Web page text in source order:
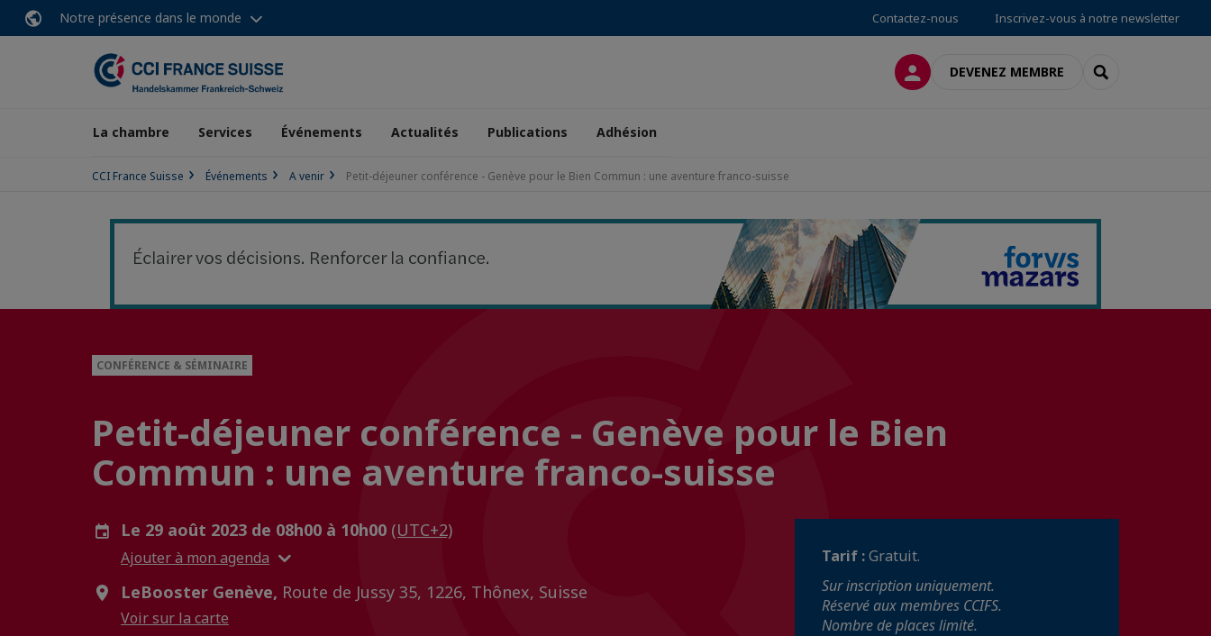
Notre présence dans le monde Contactez-nous Inscrivez-vous à notre newsletter
CONNEXIONDEVENEZ MEMBRE RECHERCHER
La chambre Services Événements Actualités Publications Adhésion
CCI France Suisse Événements A venir Petit-déjeuner conférence - Genève pour le Bien Commun : une aventure franco-suisse
CONFÉRENCE & SÉMINAIRE
Petit-déjeuner conférence - Genève pour le Bien
Commun : une aventure franco-suisse
Le 29 août 2023 de 08h00 à 10h00 (UTC+2)
Ajouter à mon agenda
LeBooster Genève, Route de Jussy 35, 1226, Thônex, Suisse
Voir sur la carte
Tarif :Gratuit.
Sur inscription uniquement.
Réservé aux membres CCIFS.
Nombre de places limité.